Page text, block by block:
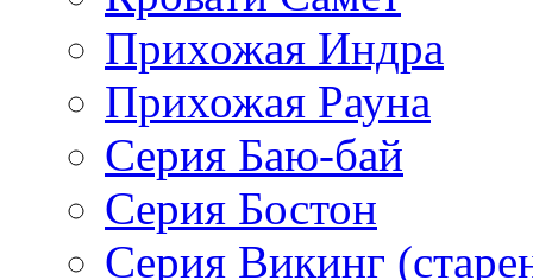
Прихожая Индра
Прихожая Рауна
Серия Баю-бай
Серия Бостон
Серия Викинг